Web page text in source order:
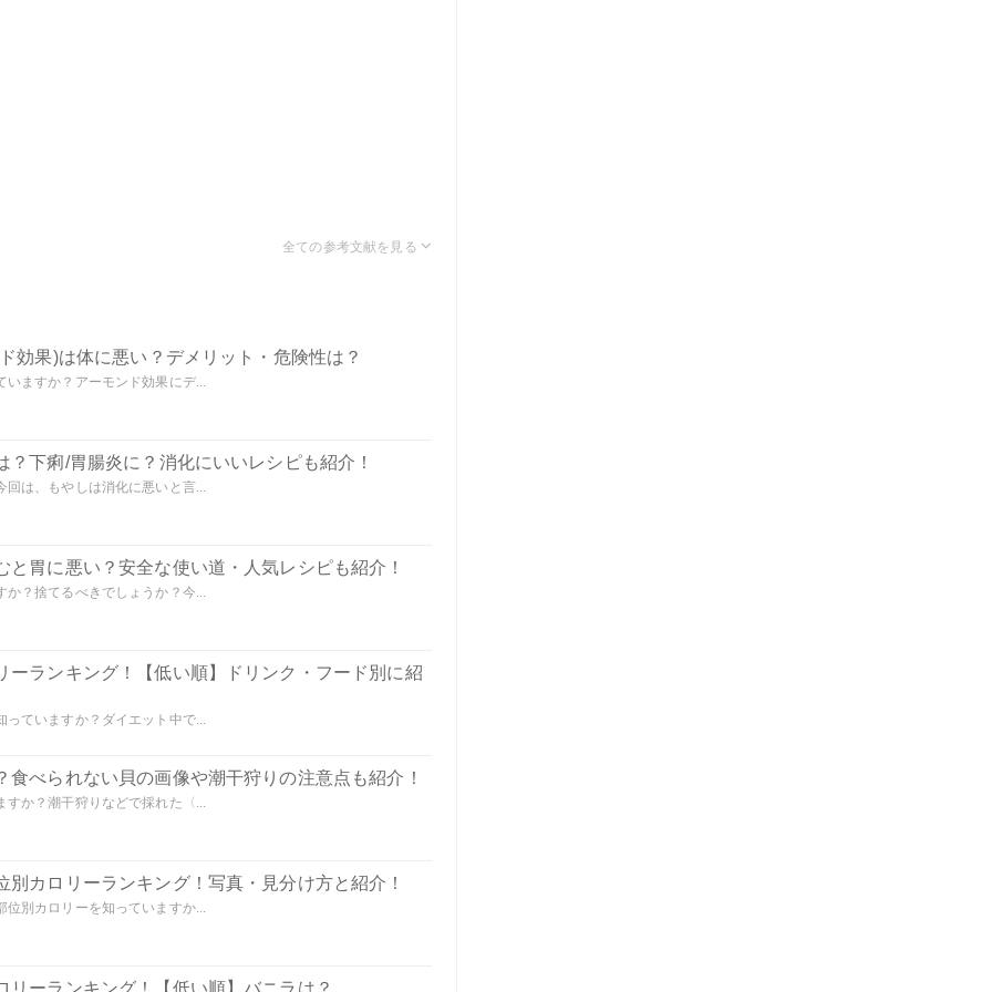
効果)は体に悪い？デメリット・危険性は？
ますか？アーモンド効果にデ...
下痢/胃腸炎に？消化にいいレシピも紹介！
は、もやしは消化に悪いと言...
胃に悪い？安全な使い道・人気レシピも紹介！
？捨てるべきでしょうか？今...
ーランキング！【低い順】ドリンク・フード別に紹
ていますか？ダイエット中で...
食べられない貝の画像や潮干狩りの注意点も紹介！
か？潮干狩りなどで採れた〈...
カロリーランキング！写真・見分け方と紹介！
別カロリーを知っていますか...
リーランキング！【低い順】バニラは？